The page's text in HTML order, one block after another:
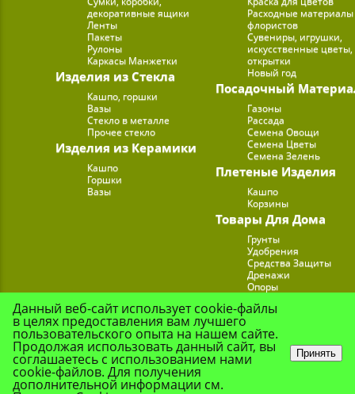
декоративные ящики
Ленты
Пакеты
Рулоны
Каркасы Манжетки
Изделия из Стекла
Кашпо, горшки
Вазы
Стекло в металле
Прочее стекло
Изделия из Керамики
Кашпо
Горшки
Вазы
Расходные
флористов
Сувениры, игрушки,
искусственные цветы,
открытки
Новый год
Посадочный
Газоны
Рассада
Семена Овощи
Семена Цветы
Семена Зелень
Плетеные Изделия
Кашпо
Корзины
Товары Для Дома
Грунты
Удобрения
Средства Защиты
Дренажи
Опоры
Подставки для Цветов
Данный веб-сайт использует cookie-файлы
в целях предоставления вам лучшего
пользовательского опыта на нашем сайте.
Продолжая использовать данный сайт, вы
соглашаетесь с использованием нами
cookie-файлов. Для получения
дополнительной информации см.
Принять